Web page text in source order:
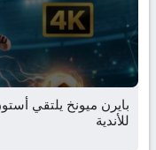
بايرن ميونخ يلتقي
للأندية